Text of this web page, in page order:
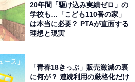
継ぎが出来なかったので25メー
」（宮城県 男性）
ぎ出来なくて、悔しすぎて泣き
ていたことです」（宮城県 女性）
20年間「駆け込み実績ゼロ」の
学校も…「こども110番の家」
は本当に必要？ PTAが直面する
理想と現実
「青春18きっぷ」販売激減の裏
に何が？ 連続利用の厳格化だけ